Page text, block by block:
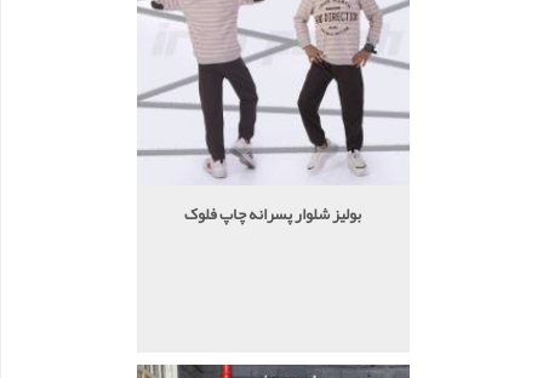
بولیز شلوار پسرانه چاپ فلوک